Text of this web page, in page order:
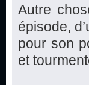
Autre
épisode,
pour son
et